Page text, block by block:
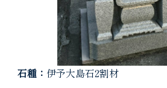
石種： 伊予大島石2割材